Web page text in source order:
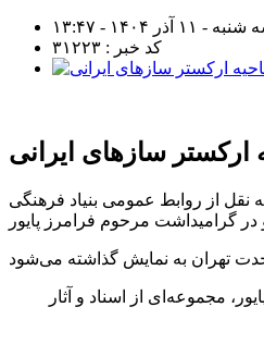
- ۱۱ آذر ۱۴۰۴ - ۱۳:۴۷
کد خبر : ۳۱۲۲۳
ارکستر سازهای ایرانی
نقل از روابط عمومی بنیاد فرهنگی
مجموعه‌ای از اسناد و آثار